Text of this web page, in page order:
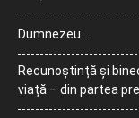
Dumnezeu…
Recunoștință și
viață – din partea